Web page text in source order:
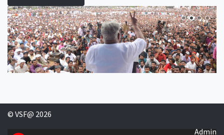
© VSF@ 2026
Admin